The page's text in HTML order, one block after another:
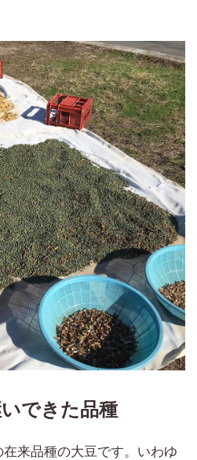
できた品種
在来品種の大豆です。いわゆ